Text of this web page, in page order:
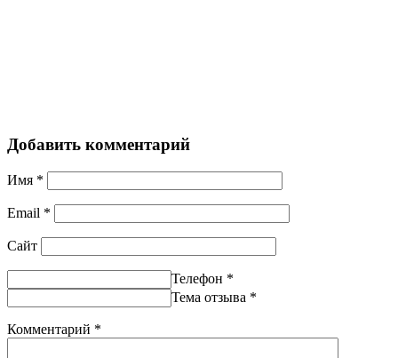
Добавить комментарий
Имя *
Email *
Сайт
Телефон *
Тема отзыва *
Комментарий *